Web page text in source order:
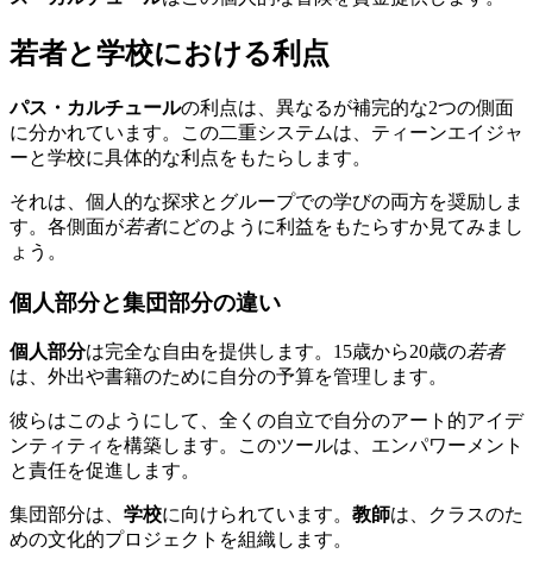
若者と学校における利点
パス・カルチュールの利点は、異なるが補完的な2つの側面
に分かれています。この二重システムは、ティーンエイジャ
ーと学校に具体的な利点をもたらします。
それは、個人的な探求とグループでの学びの両方を奨励しま
す。各側面が若者にどのように利益をもたらすか見てみまし
ょう。
個人部分と集団部分の違い
個人部分は完全な自由を提供します。15歳から20歳の若者
は、外出や書籍のために自分の予算を管理します。
彼らはこのようにして、全くの自立で自分のアート的アイデ
ンティティを構築します。このツールは、エンパワーメント
と責任を促進します。
集団部分は、 学校に向けられています。 教師は、クラスのた
めの文化的プロジェクトを組織します。